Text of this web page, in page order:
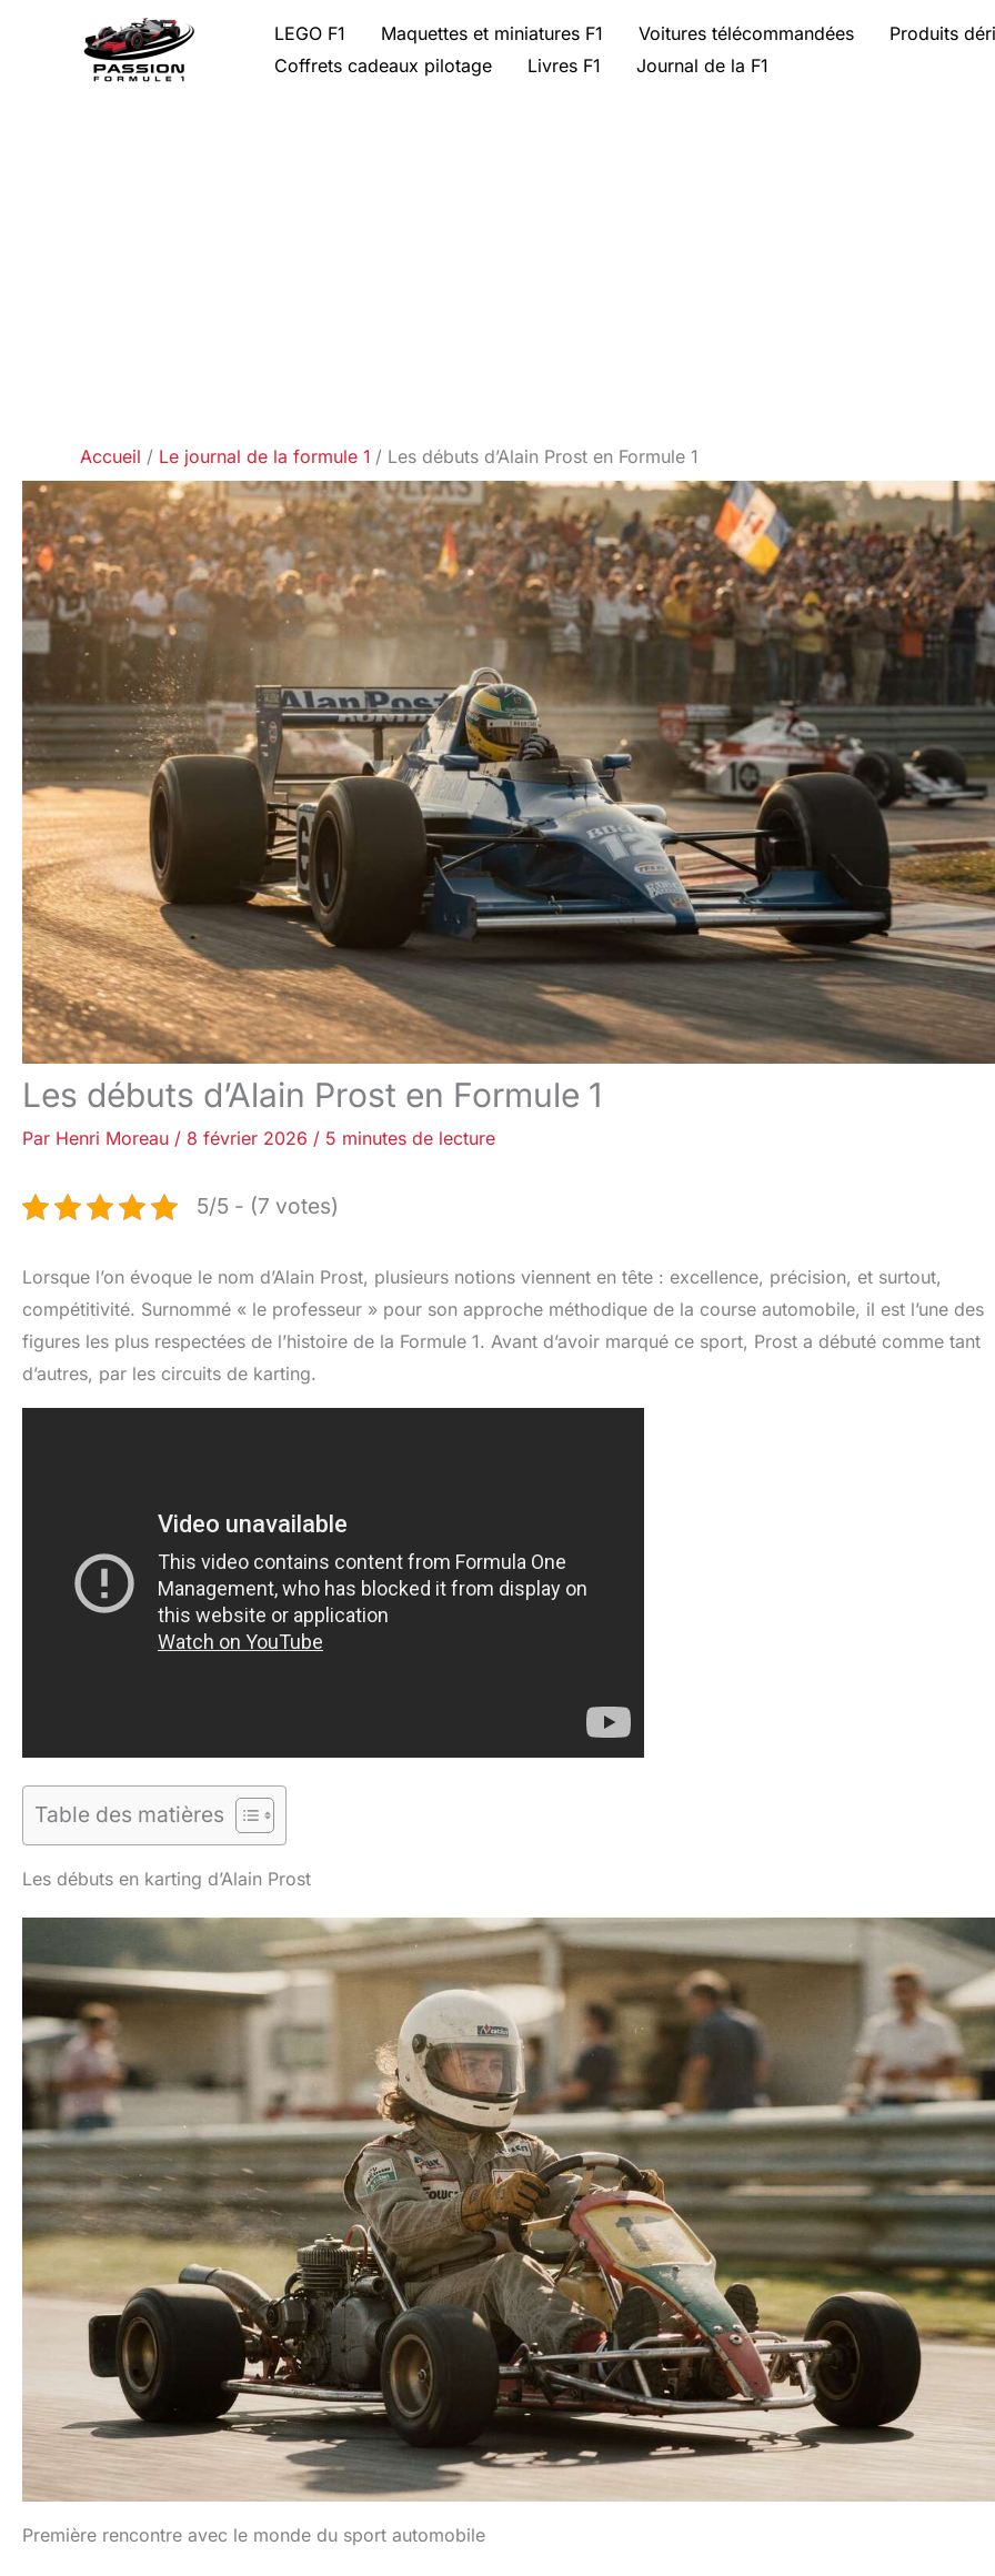
LEGO F1 Maquettes et miniatures F1 Voitures télécommandées
Produits
Coffrets cadeaux pilotage
Livres F1 Journal de la F1
Accueil Le journal de la formule 1 Les débuts d’Alain Prost en Formule 1
Les débuts d’Alain Prost en Formule 1
Par Henri Moreau / 8 février 2026 / 5 minutes de lecture
5/5 - (7 votes)
Lorsque l’on évoque le nom d’Alain Prost, plusieurs notions viennent en tête : excellence, précision, et surtout,
compétitivité. Surnommé « le professeur » pour son approche méthodique de la course automobile, il est l’une des
figures les plus respectées de l’histoire de la Formule 1. Avant d’avoir marqué ce sport, Prost a débuté comme tant
d’autres, par les circuits de karting.
Table des matières
Les débuts en karting d’Alain Prost
Première rencontre avec le monde du sport automobile